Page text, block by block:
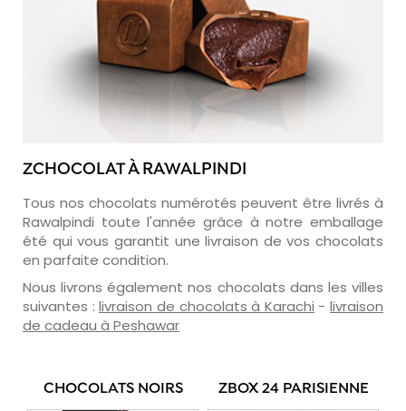
ZCHOCOLAT À RAWALPINDI
Tous nos chocolats numérotés peuvent être livrés à
Rawalpindi toute l'année grâce à notre emballage
été qui vous garantit une livraison de vos chocolats
en parfaite condition.
Nous livrons également nos chocolats dans les villes
suivantes :livraison de chocolats à Karachi - livraison
de cadeau à Peshawar
CHOCOLATS NOIRS ZBOX 24 PARISIENNE